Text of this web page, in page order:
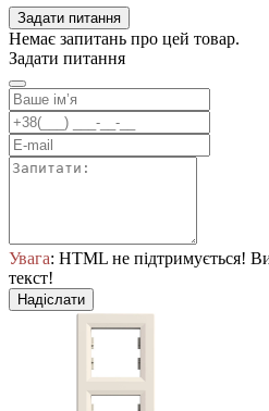
Задати питання
Немає запитань про цей товар.
Задати питання
Увага: HTML не підтримується!
текст!
Надіслати